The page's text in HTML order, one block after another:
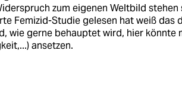
zum eigenen Weltbild
Femizid-Studie gelesen hat weiß das
wie gerne behauptet wird, hier könnte
ansetzen.